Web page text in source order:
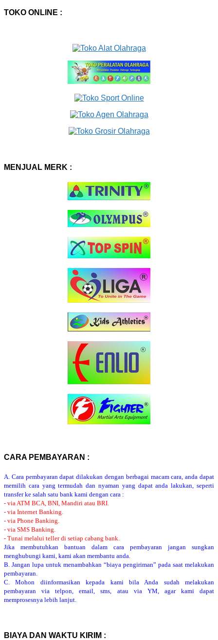
TOKO ONLINE :
MENJUAL MERK :
CARA PEMBAYARAN :
A. Cara pembayaran dapat dilakukan dengan berbagai macam cara, anda dapat
memilih cara yang termudah dan nyaman yang dapat anda lakukan, seperti
transfer ke salah satu bank kami dengan cara :
- via ATM BCA, BNI, Mandiri atau BRI.
- via Internet Banking.
- via Phone Banking.
- via SMS Banking.
- Tunai melalui teller di setiap cabang bank.
Jika membutuhkan bantuan dalam cara pembayaran jangan sungkan
menghubungi kami, kami akan membantu anda.
B. Jangan lupa untuk menambahkan “biaya pengiriman” pada saat melakukan
pembayaran.
C. Mohon diinformasikan kepada kami bila Anda sudah melakukan
pembayaran via telpon, email, sms, atau via YM, agar kami dapat
memprosesnya lebih lanjut.
BIAYA DAN WAKTU KIRIM :